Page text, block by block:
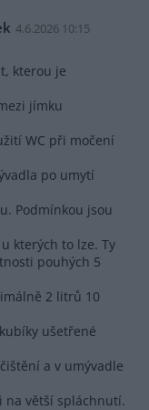
4.6.2026 10:15
kterou je
jímku
WC při močení
po umytí
Podmínkou jsou
kterých to lze. Ty
pouhých 5
2 litrů 10
ušetřené
a v umývadle
na větší spláchnutí.